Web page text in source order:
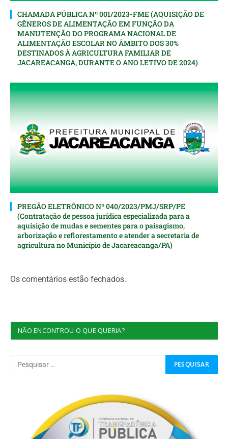
CHAMADA PÚBLICA Nº 001/2023-FME (AQUISIÇÃO DE
GÊNEROS DE ALIMENTAÇÃO EM FUNÇÃO DA
MANUTENÇÃO DO PROGRAMA NACIONAL DE
ALIMENTAÇÃO ESCOLAR NO ÂMBITO DOS 30%
DESTINADOS À AGRICULTURA FAMILIAR DE
JACAREACANGA, DURANTE O ANO LETIVO DE 2024)
PREGÃO ELETRÔNICO Nº 040/2023/PMJ/SRP/PE
(Contratação de pessoa jurídica especializada para a
aquisição de mudas e sementes para o paisagismo,
arborização e reflorestamento e atender a secretaria de
agricultura no Município de Jacareacanga/PA)
Os comentários estão fechados.
NÃO ENCONTROU O QUE QUERIA?